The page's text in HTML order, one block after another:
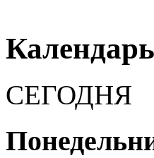
Календарь
СЕГОДНЯ